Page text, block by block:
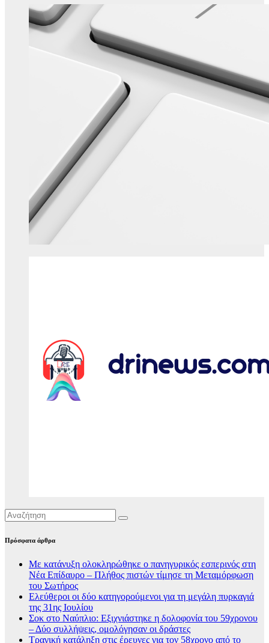
Πρόσφατα άρθρα
Με κατάνυξη ολοκληρώθηκε ο πανηγυρικός εσπερινός στη
Νέα Επίδαυρο – Πλήθος πιστών τίμησε τη Μεταμόρφωση
του Σωτήρος
Ελεύθεροι οι δύο κατηγορούμενοι για τη μεγάλη πυρκαγιά
της 31ης Ιουλίου
Σοκ στο Ναύπλιο: Εξιχνιάστηκε η δολοφονία του 59χρονου
– Δύο συλλήψεις, ομολόγησαν οι δράστες
Τραγική κατάληξη στις έρευνες για τον 58χρονο από το